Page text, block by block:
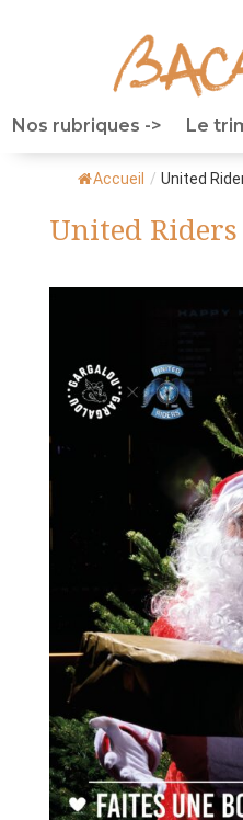
Nos rubriques -> Le
Accueil / United
United Riders